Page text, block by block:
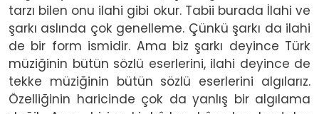
tarzı bilen onu ilahi gibi okur. Tabii burada İlahi ve
şarkı aslında çok genelleme. Çünkü şarkı da ilahi
de bir form ismidir. Ama biz şarkı deyince Türk
müziğinin bütün sözlü eserlerini, ilahi deyince de
tekke müziğinin bütün sözlü eserlerini algılarız.
Özelliğinin haricinde çok da yanlış bir algılama